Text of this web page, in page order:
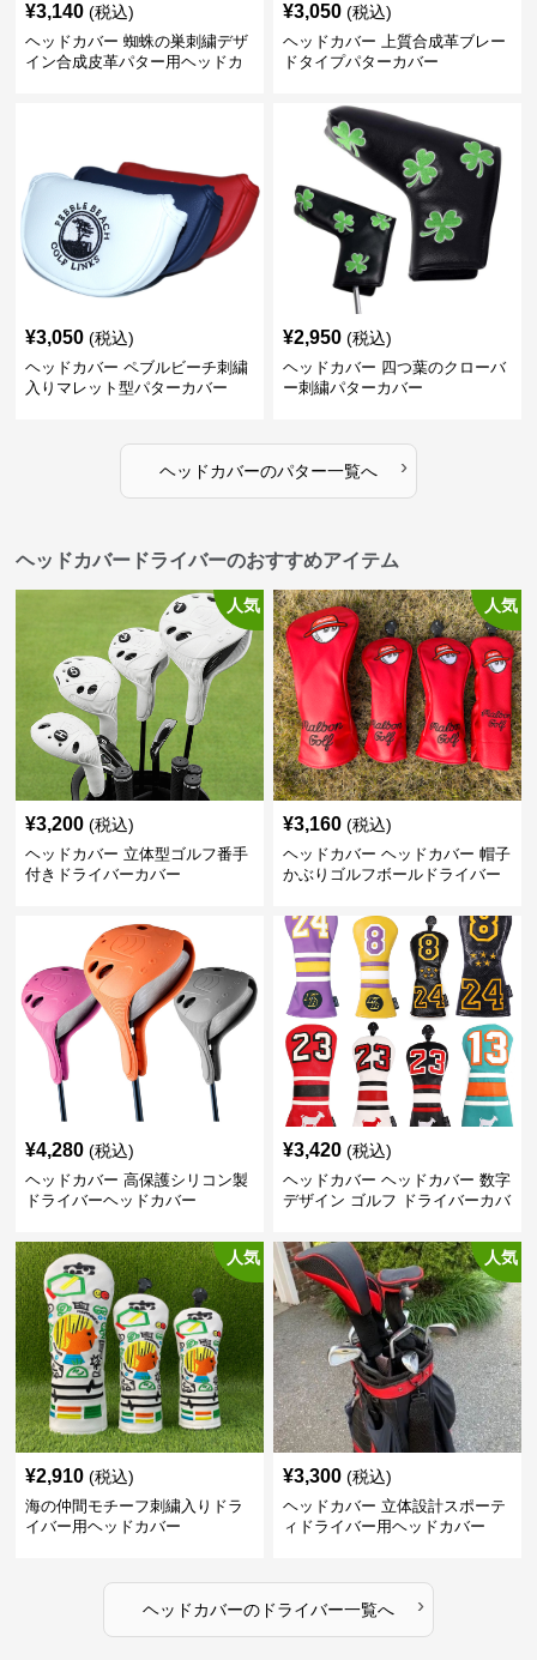
¥3,140 (税込)
ヘッドカバー 蜘蛛の巣刺繍デザ
イン合成皮革パター用ヘッドカ
¥3,050 (税込)
ヘッドカバー 上質合成革ブレー
ドタイプパターカバー
¥3,050 (税込)
ヘッドカバー ペブルビーチ刺繍
入りマレット型パターカバー
¥2,950 (税込)
ヘッドカバー 四つ葉のクローバ
ー刺繍パターカバー
ヘッドカバーのパター一覧へ ›
ヘッドカバードライバーのおすすめアイテム
人気
¥3,200 (税込)
ヘッドカバー 立体型ゴルフ番手
付きドライバーカバー
人気
¥3,160 (税込)
ヘッドカバー ヘッドカバー 帽子
かぶりゴルフボールドライバー
¥4,280 (税込)
ヘッドカバー 高保護シリコン製
ドライバーヘッドカバー
¥3,420 (税込)
ヘッドカバー ヘッドカバー 数字
デザイン ゴルフ ドライバーカバ
人気
¥2,910 (税込)
海の仲間モチーフ刺繍入りドラ
イバー用ヘッドカバー
人気
¥3,300 (税込)
ヘッドカバー 立体設計スポーテ
ィドライバー用ヘッドカバー
ヘッドカバーのドライバー一覧へ ›